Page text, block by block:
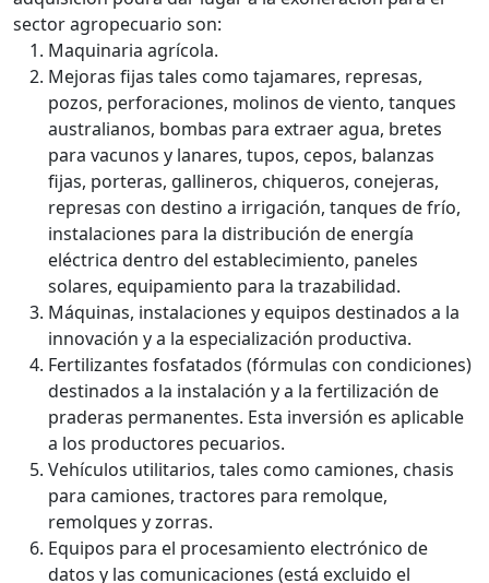
sector agropecuario son:
Maquinaria agrícola.
Mejoras fijas tales como tajamares, represas,
pozos, perforaciones, molinos de viento, tanques
australianos, bombas para extraer agua, bretes
para vacunos y lanares, tupos, cepos, balanzas
fijas, porteras, gallineros, chiqueros, conejeras,
represas con destino a irrigación, tanques de frío,
instalaciones para la distribución de energía
eléctrica dentro del establecimiento, paneles
solares, equipamiento para la trazabilidad.
Máquinas, instalaciones y equipos destinados a la
innovación y a la especialización productiva.
Fertilizantes fosfatados (fórmulas con condiciones)
destinados a la instalación y a la fertilización de
praderas permanentes. Esta inversión es aplicable
a los productores pecuarios.
Vehículos utilitarios, tales como camiones, chasis
para camiones, tractores para remolque,
remolques y zorras.
Equipos para el procesamiento electrónico de
datos y las comunicaciones (está excluido el